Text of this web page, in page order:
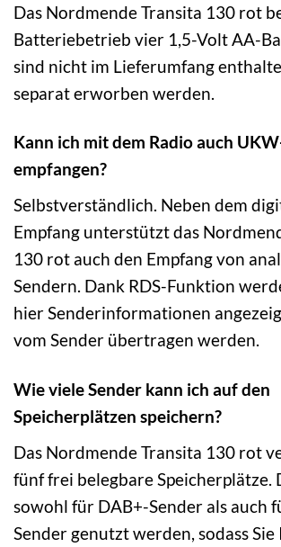
Das Nordmende Transita 130 rot
Batteriebetrieb vier 1,5-Volt AA-
sind nicht im Lieferumfang
separat erworben werden.
Kann ich mit dem Radio auch
empfangen?
Selbstverständlich. Neben dem
Empfang unterstützt das
130 rot auch den Empfang von
Sendern. Dank RDS-Funktion
hier Senderinformationen
vom Sender übertragen werden.
Wie viele Sender kann ich auf den
Speicherplätzen speichern?
Das Nordmende Transita 130 rot
fünf frei belegbare Speicherplätze.
sowohl für DAB+-Sender als auch
Sender genutzt werden, sodass